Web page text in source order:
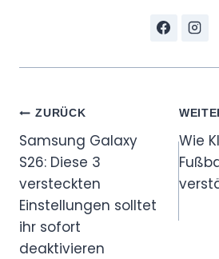
Beitragsnavigation
ZURÜCK
Samsung Galaxy
S26: Diese 3
versteckten
Einstellungen solltet
ihr sofort
deaktivieren
Wie